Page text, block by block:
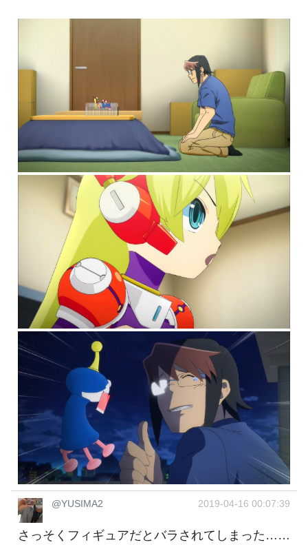
@YUSIMA2 2019-04-16 00:07:39
さっそくフィギュアだとバラされてしまった……